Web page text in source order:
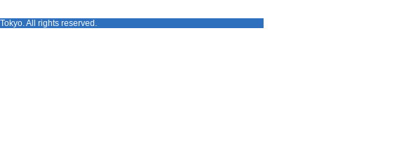
All rights reserved.